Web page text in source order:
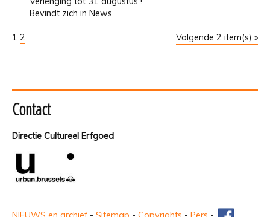
Bevindt zich in News
Volgende 2 item(s) »
1 2
Contact
Directie Cultureel Erfgoed